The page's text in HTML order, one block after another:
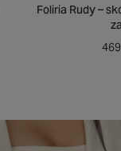
Foliria Rudy –